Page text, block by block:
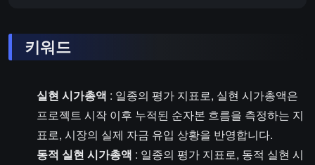
키워드
실현 시가총액 : 일종의 평가 지표로, 실현 시가총액은
프로젝트 시작 이후 누적된 순자본 흐름을 측정하는 지
표로, 시장의 실제 자금 유입 상황을 반영합니다.
동적 실현 시가총액 : 일종의 평가 지표로, 동적 실현 시